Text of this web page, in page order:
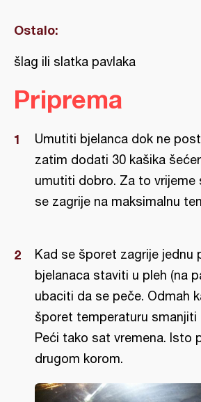
Ostalo:
šlag ili slatka pavlaka
Priprema
Umutiti bjelanca dok ne
zatim dodati 30 kašika
umutiti dobro. Za to
se zagrije na maksimalnu
Kad se šporet zagrije jednu
bjelanaca staviti u pleh (na
ubaciti da se peče. Odmah
šporet temperaturu smanjiti
Peći tako sat vremena. Isto
drugom korom.